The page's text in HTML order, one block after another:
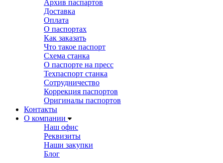
Архив паспартов
Доставка
Оплата
О паспортах
Как заказать
Что такое паспорт
Схема станка
О паспорте на пресс
Техпаспорт станка
Сотрудничество
Коррекция паспортов
Оригиналы паспортов
Контакты
О компании
Наш офис
Реквизиты
Наши закупки
Блог